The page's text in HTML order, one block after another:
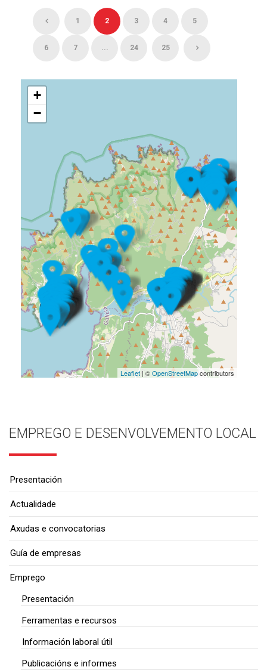
1 2 3 4 5
6 7 ... 24 25
+
−
Leaflet| ©OpenStreetMapcontributors
EMPREGO E DESENVOLVEMENTO LOCAL
Presentación
Actualidade
Axudas e convocatorias
Guía de empresas
Emprego
Presentación
Ferramentas e recursos
Información laboral útil
Publicacións e informes